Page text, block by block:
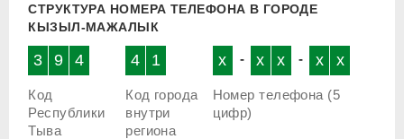
СТРУКТУРА НОМЕРА ТЕЛЕФОНА В ГОРОДЕ
КЫЗЫЛ-МАЖАЛЫК
3 9 4
Код
Республики
Тыва
4 1
Код города
внутри
региона
x - x x - x x
Номер телефона (5
цифр)